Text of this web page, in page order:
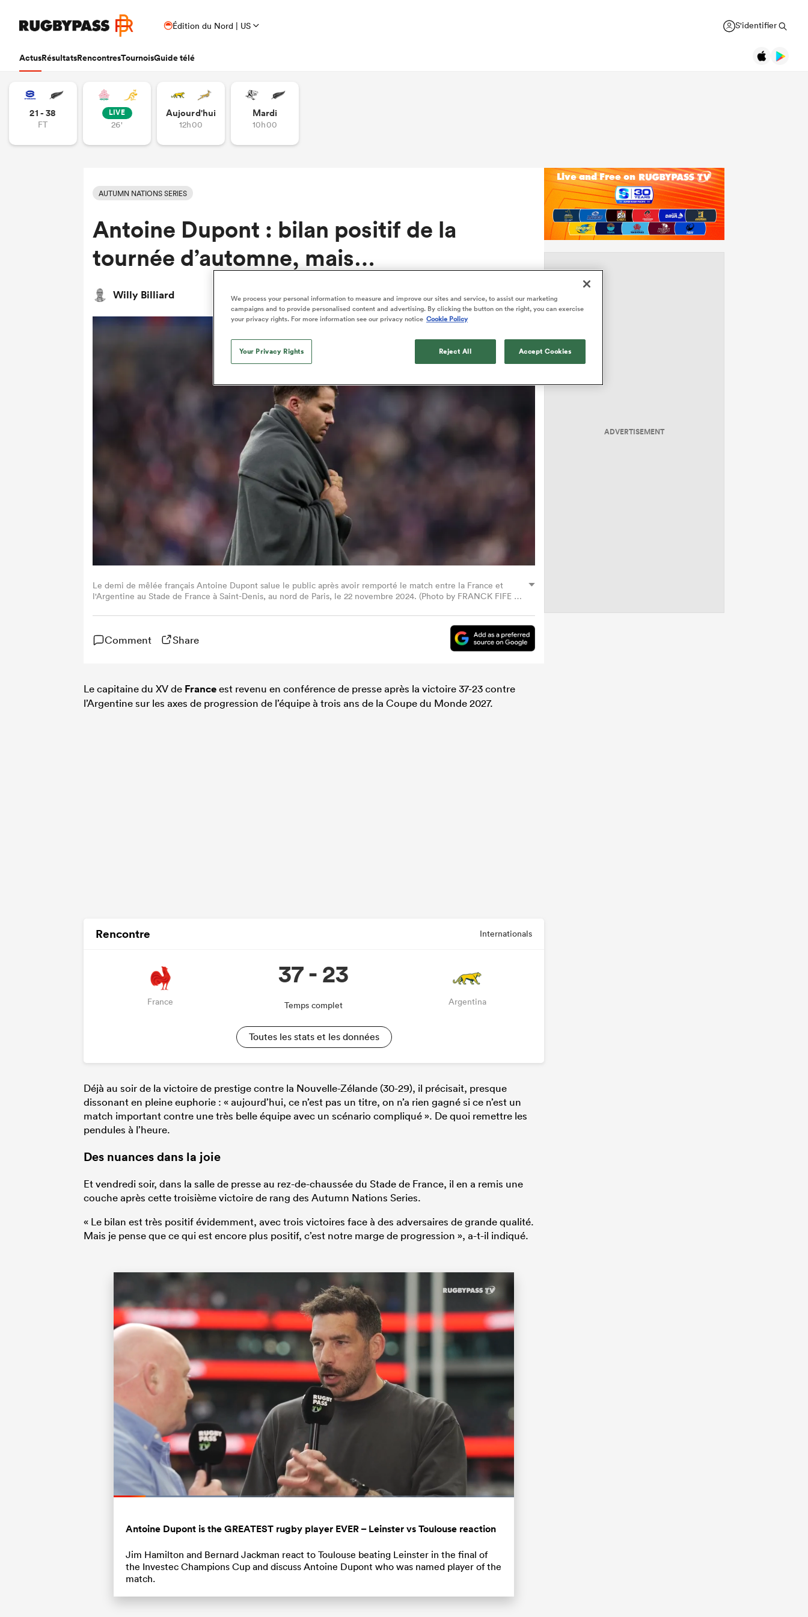
Édition du Nord | US S'identifier
ActusRésultatsRencontresTournoisGuide télé
21 - 38
FT
LIVE
26'
Aujourd'hui
12h00
Mardi
10h00
AUTUMN NATIONS SERIES
Antoine Dupont : bilan positif de la
tournée d’automne, mais…
Willy Billiard Published: 22 Novembre 2024 22:08 PST
Le demi de mêlée français Antoine Dupont salue le public après avoir remporté le match entre la France et
l'Argentine au Stade de France à Saint-Denis, au nord de Paris, le 22 novembre 2024. (Photo by FRANCK FIFE /
Comment Share
Le capitaine du XV de Franceest revenu en conférence de presse après la victoire 37-23 contre
l’Argentine sur les axes de progression de l’équipe à trois ans de la Coupe du Monde 2027.
Rencontre Internationals
France
37 - 23
Temps complet Argentina
Toutes les stats et les données
Déjà au soir de la victoire de prestige contre la Nouvelle-Zélande (30-29), il précisait, presque
dissonant en pleine euphorie : « aujourd’hui, ce n’est pas un titre, on n’a rien gagné si ce n’est un
match important contre une très belle équipe avec un scénario compliqué ». De quoi remettre les
pendules à l’heure.
Des nuances dans la joie
Et vendredi soir, dans la salle de presse au rez-de-chaussée du Stade de France, il en a remis une
couche après cette troisième victoire de rang des Autumn Nations Series.
« Le bilan est très positif évidemment, avec trois victoires face à des adversaires de grande qualité.
Mais je pense que ce qui est encore plus positif, c’est notre marge de progression », a-t-il indiqué.
Loaded:
Antoine Dupont is the GREATEST rugby player EVER – Leinster vs Toulouse reaction
Jim Hamilton and Bernard Jackman react to Toulouse beating Leinster in the final of
the Investec Champions Cup and discuss Antoine Dupont who was named player of the
match.
ADVERTISEMENT
We process your personal information to measure and improve our sites and service, to assist our marketing
campaigns and to provide personalised content and advertising. By clicking the button on the right, you can exercise
your privacy rights. For more information see our privacy notice Cookie Policy
Your Privacy Rights Reject All Accept Cookies